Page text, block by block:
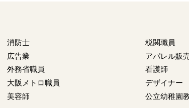
消防士
広告業
外務省職員
大阪メトロ職員
美容師
税関職員
アパレル販
看護師
デザイナー
公立幼稚園